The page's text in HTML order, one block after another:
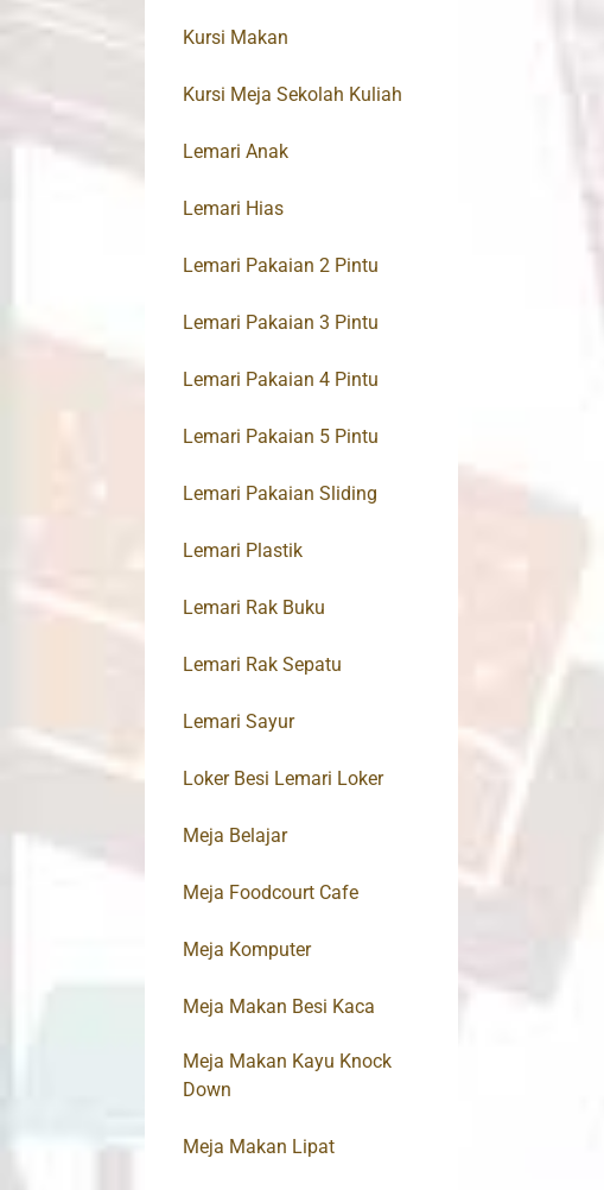
Kursi Makan
Kursi Meja Sekolah Kuliah
Lemari Anak
Lemari Hias
Lemari Pakaian 2 Pintu
Lemari Pakaian 3 Pintu
Lemari Pakaian 4 Pintu
Lemari Pakaian 5 Pintu
Lemari Pakaian Sliding
Lemari Plastik
Lemari Rak Buku
Lemari Rak Sepatu
Lemari Sayur
Loker Besi Lemari Loker
Meja Belajar
Meja Foodcourt Cafe
Meja Komputer
Meja Makan Besi Kaca
Meja Makan Kayu Knock
Down
Meja Makan Lipat